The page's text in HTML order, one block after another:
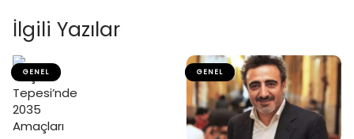
İlgili Yazılar
GENEL GENEL